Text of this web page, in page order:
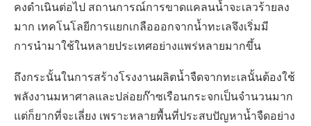
คงดำเนินต่อไป สถานการณ์การขาดแคลนน้ำจะเลวร้ายลง
มาก เทคโนโลยีการแยกเกลือออกจากน้ำทะเลจึงเริ่มมี
การนำมาใช้ในหลายประเทศอย่างแพร่หลายมากขึ้น
ถึงกระนั้นในการสร้างโรงงานผลิตน้ำจืดจากทะเลนั้นต้องใช้
พลังงานมหาศาลและปล่อยก๊าซเรือนกระจกเป็นจำนวนมาก
แต่ก็ยากที่จะเลี่ยง เพราะหลายพื้นที่ประสบปัญหาน้ำจืดอย่าง